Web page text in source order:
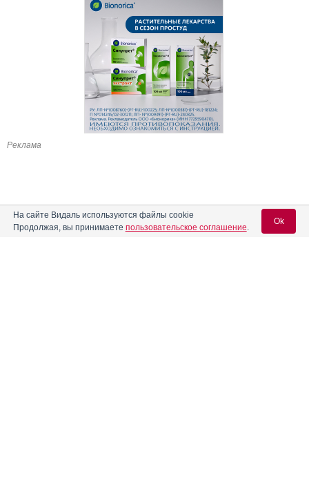
Реклама
На сайте Видаль используются файлы cookie
Продолжая, вы принимаете пользовательское соглашение.
Ok